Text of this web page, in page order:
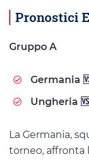
Pronostici
Gruppo A
Germania
Ungheria
La Germania,
torneo, affronta